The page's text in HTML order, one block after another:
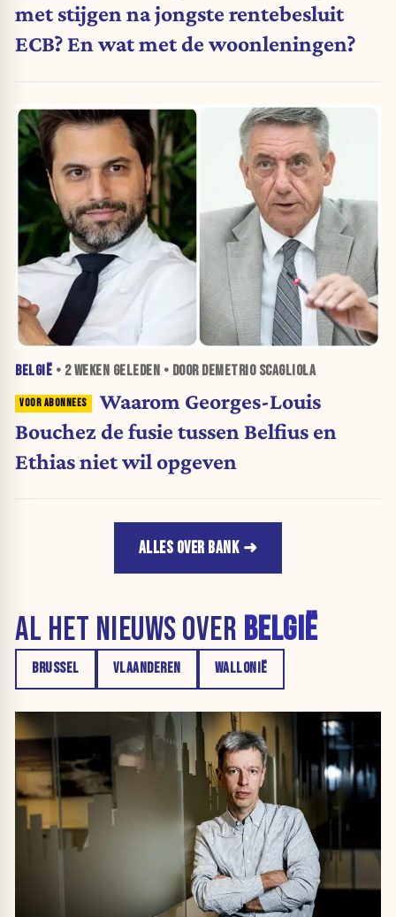
met stijgen na jongste rentebesluit
ECB? En wat met de woonleningen?
BELGIË • 2 WEKEN GELEDEN • DOOR DEMETRIO SCAGLIOLA
Waarom Georges-Louis
Bouchez de fusie tussen Belfius en
Ethias niet wil opgeven
ALLES OVER BANK
AL HET NIEUWS OVER BELGIË
BRUSSEL VLAANDEREN WALLONIË